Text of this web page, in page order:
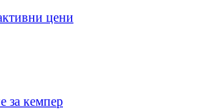
цени
за кемпер